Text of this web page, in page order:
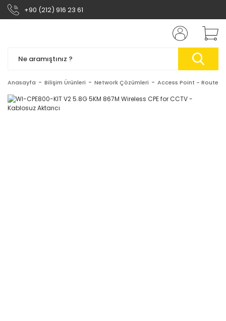
+90 (212) 916 23 61
Anasayfa Bilişim Ürünleri Network Çözümleri Access Point - Router